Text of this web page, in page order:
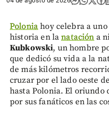
Poloniahoy celebra a uno
historia en lanatacióna
Kubkowski, un hombre
que dedicó su vida a la
de más kilómetros
cruzar por el lado oeste
hasta Polonia. El oriundo
por sus fanáticos en las